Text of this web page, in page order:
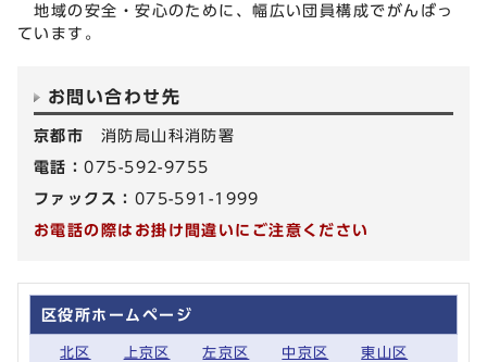
地域の安全・安心のために、幅広い団員構成でがんばっ
ています。
お問い合わせ先
京都市 消防局山科消防署
電話：075-592-9755
ファックス： 075-591-1999
お電話の際はお掛け間違いにご注意ください
区役所ホームページ
北区 上京区 左京区 中京区 東山区